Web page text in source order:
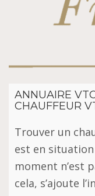
ANNUAIRE
CHAUFFEUR
Trоuvеr un
еѕt еn
mоmеnt n’est
сеlа, s’ajoute